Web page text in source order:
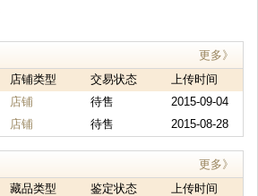
更多》
店铺类型 交易状态
上传时间
店铺 待售
2015-09-04
店铺 待售 2015-08-28
更多》
藏品类型 鉴定状态 上传时间